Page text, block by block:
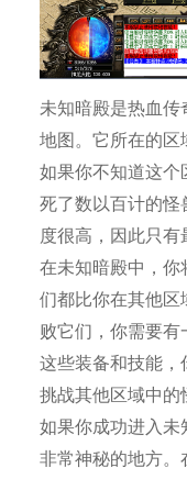
未知暗殿是热血传
地图。它所在的区
如果你不知道这个
死了数以百计的怪
度很高，因此只有
在未知暗殿中，你
们都比你在其他区
败它们，你需要
这些装备和技能，
挑战其他区域中的
如果你成功进入未
非常神秘的地方。